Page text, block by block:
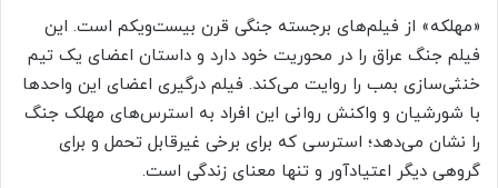
«مهلکه» از فیلم‌های برجسته جنگی قرن بیست‌و‌یکم است. این
فیلم جنگ عراق را در محوریت خود دارد و داستان اعضای یک تیم
خنثی‌سازی بمب‌ را روایت می‌کند. فیلم درگیری اعضای این واحدها
با شورشیان و واکنش روانی این افراد به استرس‌های مهلک جنگ
را نشان می‌دهد؛ استرسی که برای برخی غیرقابل تحمل و برای
گروهی دیگر اعتیادآور و تنها معنای زندگی است.